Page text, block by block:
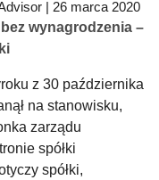
| 26 marca 2020
wynagrodzenia –
z 30 października
na stanowisku,
zarządu
spółki
spółki,